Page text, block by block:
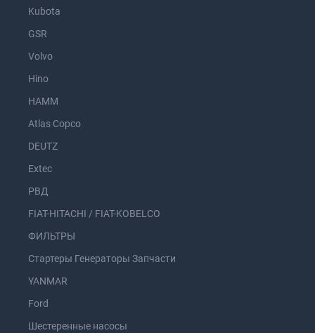
Kubota
GSR
Volvo
Hino
HAMM
Atlas Copco
DEUTZ
Extec
РВД
FIAT-HITACHI / FIAT-KOBELCO
ФИЛЬТРЫ
Стартеры Генераторы Запчасти
YANMAR
Ford
Шестеренные насосы